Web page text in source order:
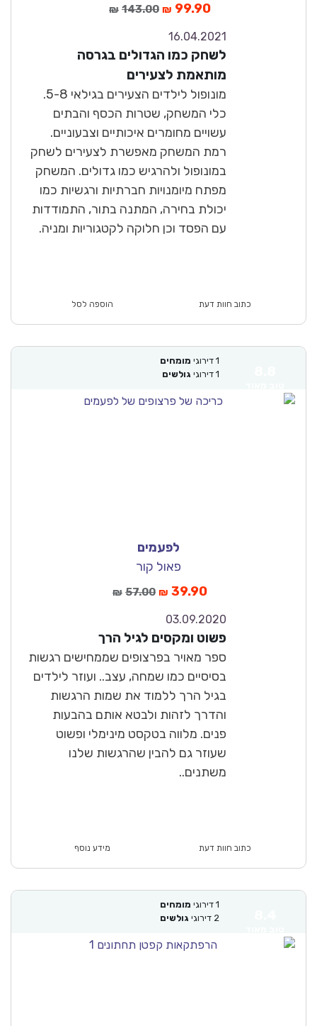
₪ 143.00 ₪ 99.90
16.04.2021
לשחק כמו הגדולים בגרסה
מותאמת לצעירים
מונופול לילדים הצעירים בגילאי 5-8.
כלי המשחק, שטרות הכסף והבתים
עשויים מחומרים איכותיים וצבעוניים.
רמת המשחק מאפשרת לצעירים לשחק
במונופול ולהרגיש כמו גדולים. המשחק
מפתח מיומנויות חברתיות ורגשיות כמו
יכולת בחירה, המתנה בתור, התמודדות
עם הפסד וכן חלוקה לקטגוריות ומניה.
כתוב חוות דעת הוספה לסל
דירוגימומחים
דירוגיגולשים
לפעמים
פאול קור
₪ 57.00 ₪ 39.90
03.09.2020
פשוט ומקסים לגיל הרך
ספר מאויר בפרצופים שממחישים רגשות
בסיסיים כמו שמחה, עצב.. ועוזר לילדים
בגיל הרך ללמוד את שמות הרגשות
והדרך לזהות ולבטא אותם בהבעות
פנים. מלווה בטקסט מינימלי ופשוט
שעוזר גם להבין שהרגשות שלנו
משתנים..
כתוב חוות דעת מידע נוסף
דירוגימומחים
דירוגיגולשים